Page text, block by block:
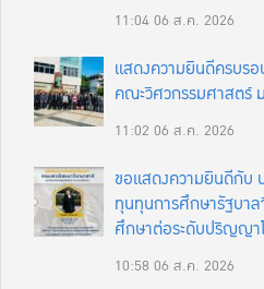
11:0406 ส.ค. 2026
แสดงความยินดีครบร
คณะวิศวกรรมศาสตร์
11:02 06 ส.ค. 2026
ขอแสดงความยินดีกับ
ทุนทุนการศึกษารัฐบา
ศึกษาต่อระดับปริญญา
10:58 06 ส.ค. 2026